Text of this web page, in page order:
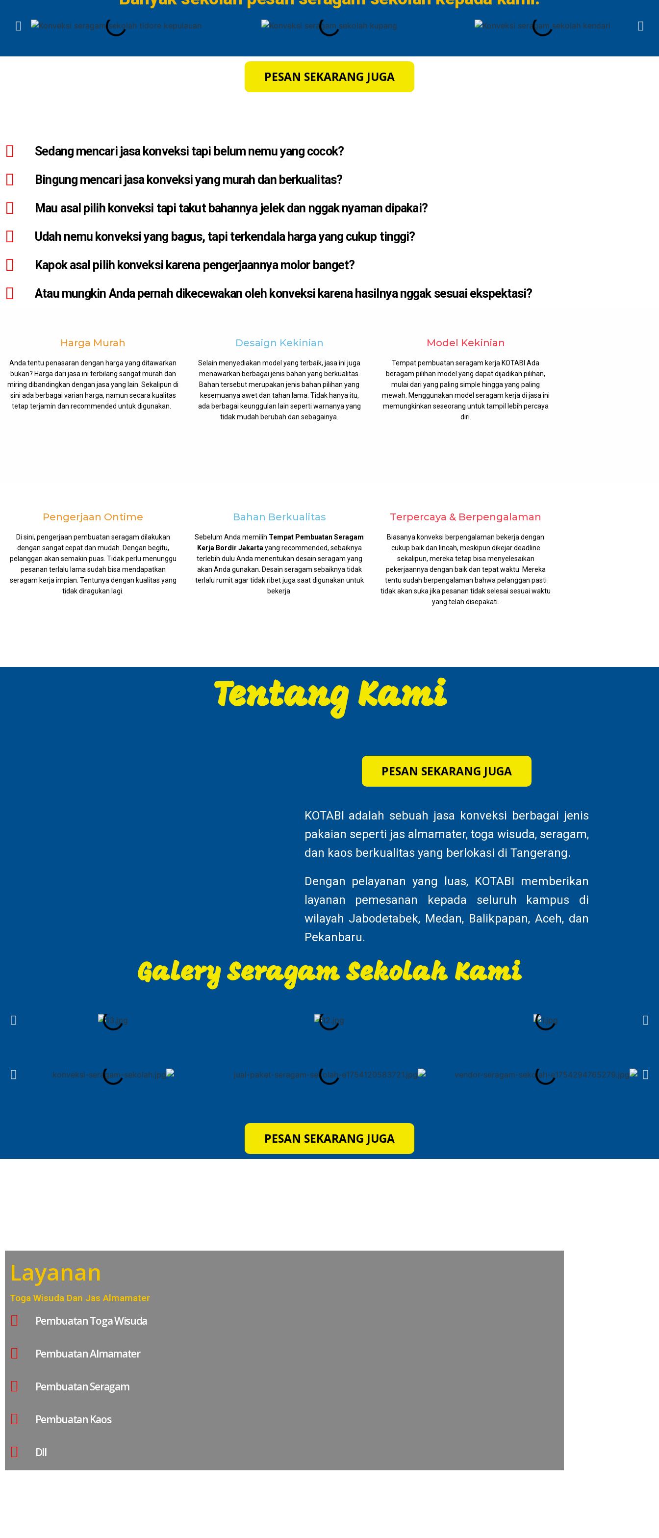
PESAN SEKARANG JUGA
Sedang mencari jasa konveksi tapi belum nemu yang cocok?
Bingung mencari jasa konveksi yang murah dan berkualitas?
Mau asal pilih konveksi tapi takut bahannya jelek dan nggak nyaman dipakai?
Udah nemu konveksi yang bagus, tapi terkendala harga yang cukup tinggi?
Kapok asal pilih konveksi karena pengerjaannya molor banget?
Atau mungkin Anda pernah dikecewakan oleh konveksi karena hasilnya nggak sesuai ekspektasi?
Harga Murah
Anda tentu penasaran dengan harga yang ditawarkan
bukan? Harga dari jasa ini terbilang sangat murah dan
miring dibandingkan dengan jasa yang lain. Sekalipun di
sini ada berbagai varian harga, namun secara kualitas
tetap terjamin dan recommended untuk digunakan.
Desaign Kekinian
Selain menyediakan model yang terbaik, jasa ini juga
menawarkan berbagai jenis bahan yang berkualitas.
Bahan tersebut merupakan jenis bahan pilihan yang
kesemuanya awet dan tahan lama. Tidak hanya itu,
ada berbagai keunggulan lain seperti warnanya yang
tidak mudah berubah dan sebagainya.
Model Kekinian
Tempat pembuatan seragam kerja KOTABI Ada
beragam pilihan model yang dapat dijadikan pilihan,
mulai dari yang paling simple hingga yang paling
mewah. Menggunakan model seragam kerja di jasa ini
memungkinkan seseorang untuk tampil lebih percaya
diri.
Pengerjaan Ontime
Di sini, pengerjaan pembuatan seragam dilakukan
dengan sangat cepat dan mudah. Dengan begitu,
pelanggan akan semakin puas. Tidak perlu menunggu
pesanan terlalu lama sudah bisa mendapatkan
seragam kerja impian. Tentunya dengan kualitas yang
tidak diragukan lagi.
Bahan Berkualitas
Sebelum Anda memilih Tempat Pembuatan Seragam
Kerja Bordir Jakarta yang recommended, sebaiknya
terlebih dulu Anda menentukan desain seragam yang
akan Anda gunakan. Desain seragam sebaiknya tidak
terlalu rumit agar tidak ribet juga saat digunakan untuk
bekerja.
Terpercaya & Berpengalaman
Biasanya konveksi berpengalaman bekerja dengan
cukup baik dan lincah, meskipun dikejar deadline
sekalipun, mereka tetap bisa menyelesaikan
pekerjaannya dengan baik dan tepat waktu. Mereka
tentu sudah berpengalaman bahwa pelanggan pasti
tidak akan suka jika pesanan tidak selesai sesuai waktu
yang telah disepakati.
Tentang Kami
PESAN SEKARANG JUGA
KOTABI adalah sebuah jasa konveksi berbagai jenis
pakaian seperti jas almamater, toga wisuda, seragam,
dan kaos berkualitas yang berlokasi di Tangerang.
Dengan pelayanan yang luas, KOTABI memberikan
layanan pemesanan kepada seluruh kampus di
wilayah Jabodetabek, Medan, Balikpapan, Aceh, dan
Pekanbaru.
Galery Seragam Sekolah Kami
PESAN SEKARANG JUGA
Layanan
Toga Wisuda Dan Jas Almamater
Pembuatan Toga Wisuda
Pembuatan Almamater
Pembuatan Seragam
Pembuatan Kaos
Dll